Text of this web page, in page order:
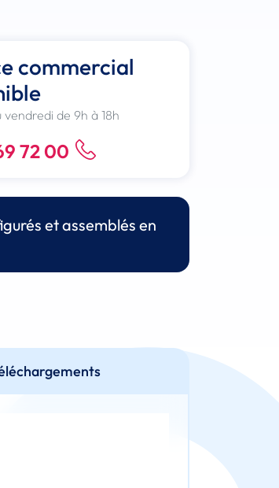
commercial
vendredi de 9h à 18h
72 00
et assemblés en